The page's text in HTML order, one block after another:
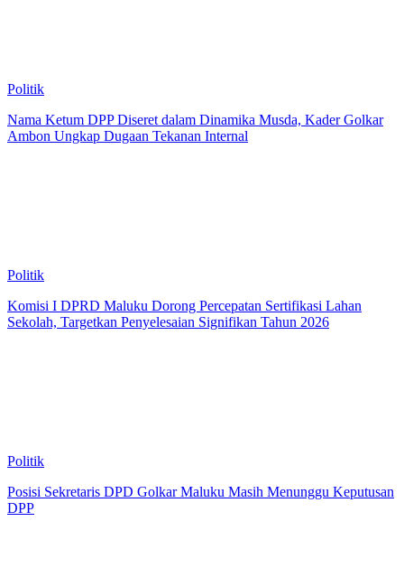
Politik
Nama Ketum DPP Diseret dalam Dinamika Musda, Kader Golkar
Ambon Ungkap Dugaan Tekanan Internal
Politik
Komisi I DPRD Maluku Dorong Percepatan Sertifikasi Lahan
Sekolah, Targetkan Penyelesaian Signifikan Tahun 2026
Politik
Posisi Sekretaris DPD Golkar Maluku Masih Menunggu Keputusan
DPP